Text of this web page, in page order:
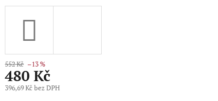
552 Kč –13 %
480 Kč
396,69 Kč bez DPH